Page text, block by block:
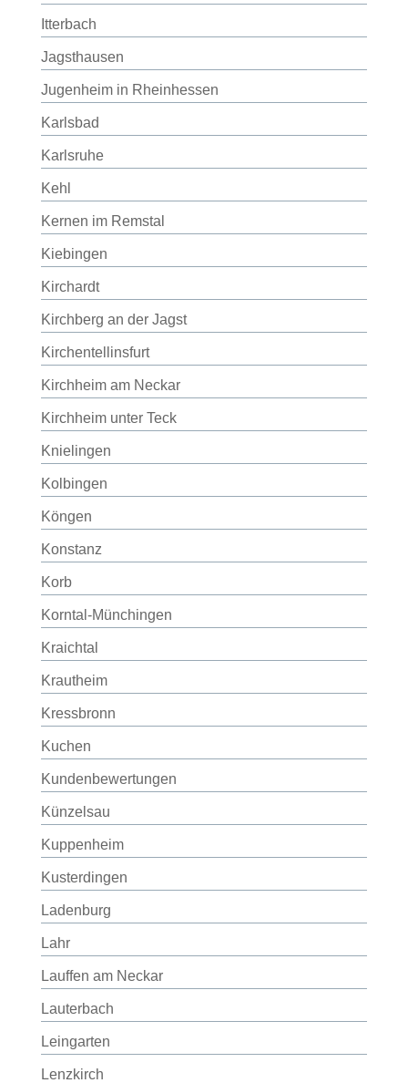
Itterbach
Jagsthausen
Jugenheim in Rheinhessen
Karlsbad
Karlsruhe
Kehl
Kernen im Remstal
Kiebingen
Kirchardt
Kirchberg an der Jagst
Kirchentellinsfurt
Kirchheim am Neckar
Kirchheim unter Teck
Knielingen
Kolbingen
Köngen
Konstanz
Korb
Korntal-Münchingen
Kraichtal
Krautheim
Kressbronn
Kuchen
Kundenbewertungen
Künzelsau
Kuppenheim
Kusterdingen
Ladenburg
Lahr
Lauffen am Neckar
Lauterbach
Leingarten
Lenzkirch